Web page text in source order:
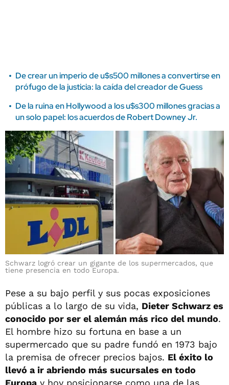
De crear un imperio de u$s500 millones a convertirse en
prófugo de la justicia: la caída del creador de Guess
De la ruina en Hollywood a los u$s300 millones gracias a
un solo papel: los acuerdos de Robert Downey Jr.
Schwarz logró crear un gigante de los supermercados, que
tiene presencia en todo Europa.
Pese a su bajo perfil y sus pocas exposiciones
públicas a lo largo de su vida, Dieter Schwarz es
conocido por ser el alemán más rico del mundo.
El hombre hizo su fortuna en base a un
supermercado que su padre fundó en 1973 bajo
la premisa de ofrecer precios bajos. El éxito lo
llevó a ir abriendo más sucursales en todo
Europay hoy posicionarse como una de las